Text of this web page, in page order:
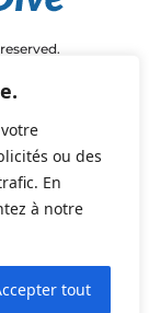
ou des
En
à notre
tout